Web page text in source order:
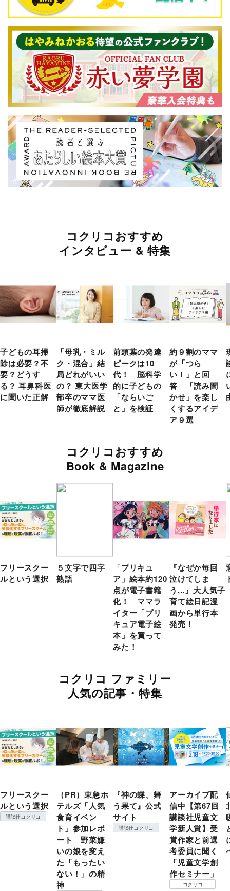
コクリコおすすめ
インタビュー & 特集
子どもの耳掃
除は必要？不
要？どうす
る？ 耳鼻科医
に聞いた正解
「母乳・ミル
ク・混合」結
局どれがいい
の？ 東大医学
部卒のママ医
師が徹底解説
前頭葉の発達
ピークは10
代！ 脳科学
的に子どもの
「ならいご
と」を検証
約９割のママ
が「つら
い！」と回
答 「読み聞
かせ」を楽し
くするアイデ
ア９選
コクリコおすすめ
Book & Magazine
フリースクー
ルという選択
５文字で四字
熟語
「プリキュ
ア」絵本約120
点が電子書籍
化！ ママラ
イター「プリ
キュア電子絵
本」を買って
みた！
『なぜか毎回
泣けてしま
う...』大人気子
育て絵日記漫
画から単行本
発売！
コクリコ ファミリー
人気の記事・特集
フリースクー
ルという選択
講談社コクリコ
（PR）東急ホ
テルズ「人気
食育イベン
ト」参加レポ
ート 野菜嫌
いの娘を変え
た「もったい
ない！」の精
神
『神の蝶、舞
う果て』公式
サイト
講談社コクリコ
アーカイブ配
信中【第67回
講談社児童文
学新人賞】受
賞作家と前選
考委員に聞く
「児童文学創
作セミナー」
コクリコ